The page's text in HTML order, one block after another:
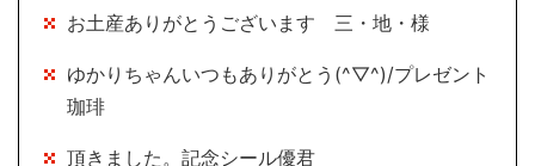
お土産ありがとうございます 三・地・様
ゆかりちゃんいつもありがとう(^▽^)/プレゼント
珈琲
頂きました。記念シール優君